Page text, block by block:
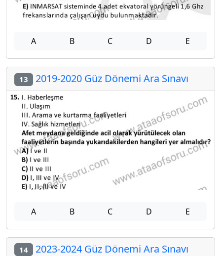
A B C D E
13 2019-2020 Güz Dönemi Ara Sınavı
A B C D E
14 2023-2024 Güz Dönemi Ara Sınavı